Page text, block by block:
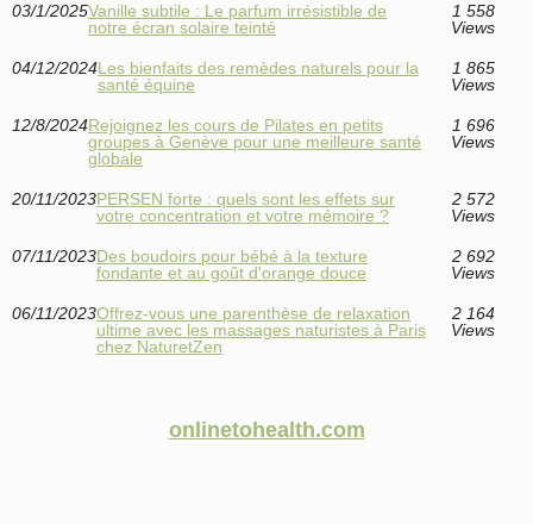
03/1/2025Vanille subtile : Le parfum irrésistible de
notre écran solaire teinté
1 558
Views
04/12/2024Les bienfaits des remèdes naturels pour la
santé équine
1 865
Views
12/8/2024Rejoignez les cours de Pilates en petits
groupes à Genève pour une meilleure santé
globale
1 696
Views
20/11/2023PERSEN forte : quels sont les effets sur
votre concentration et votre mémoire ?
2 572
Views
07/11/2023Des boudoirs pour bébé à la texture
fondante et au goût d'orange douce
2 692
Views
06/11/2023Offrez-vous une parenthèse de relaxation
ultime avec les massages naturistes à Paris
chez NaturetZen
2 164
Views
onlinetohealth.com